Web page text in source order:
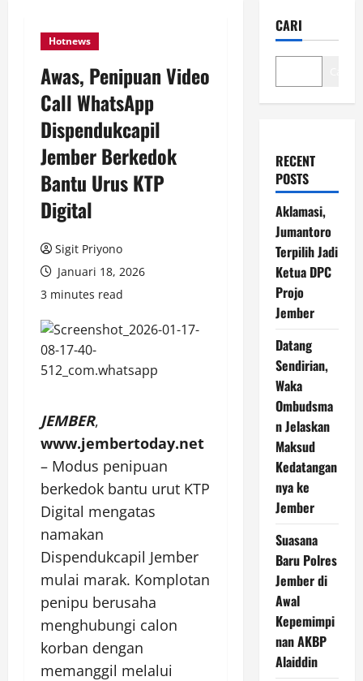
Hotnews
Awas, Penipuan Video
Call WhatsApp
Dispendukcapil
Jember Berkedok
Bantu Urus KTP
Digital
Sigit Priyono
Januari 18, 2026
3 minutes read
JEMBER,
www.jembertoday.net
– Modus penipuan
berkedok bantu urut KTP
Digital mengatas
namakan
Dispendukcapil Jember
mulai marak. Komplotan
penipu berusaha
menghubungi calon
korban dengan
memanggil melalui
CARI
RECENT
POSTS
Aklamasi,
Jumantoro
Terpilih Jadi
Ketua DPC
Projo
Jember
Datang
Sendirian,
Waka
Ombudsma
n Jelaskan
Maksud
Kedatangan
nya ke
Jember
Suasana
Baru Polres
Jember di
Awal
Kepemimpi
nan AKBP
Alaiddin